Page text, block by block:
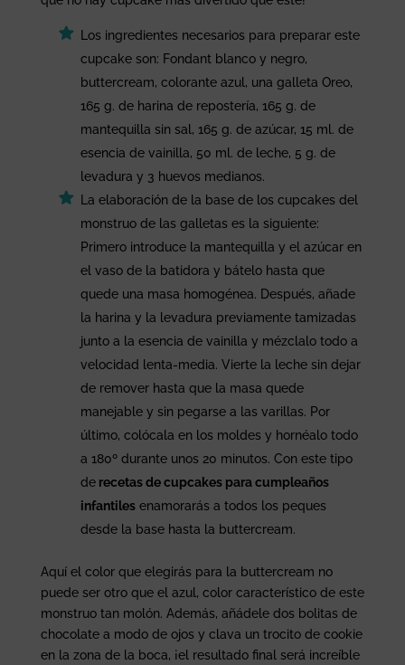
Los ingredientes necesarios para preparar este
cupcake son: Fondant blanco y negro,
buttercream, colorante azul, una galleta Oreo,
165 g. de harina de repostería, 165 g. de
mantequilla sin sal, 165 g. de azúcar, 15 ml. de
esencia de vainilla, 50 ml. de leche, 5 g. de
levadura y 3 huevos medianos.
La elaboración de la base de los cupcakes del
monstruo de las galletas es la siguiente:
Primero introduce la mantequilla y el azúcar en
el vaso de la batidora y bátelo hasta que
quede una masa homogénea. Después, añade
la harina y la levadura previamente tamizadas
junto a la esencia de vainilla y mézclalo todo a
velocidad lenta-media. Vierte la leche sin dejar
de remover hasta que la masa quede
manejable y sin pegarse a las varillas. Por
último, colócala en los moldes y hornéalo todo
a 180º durante unos 20 minutos. Con este tipo
derecetas de cupcakes para cumpleaños
infantilesenamorarás a todos los peques
desde la base hasta la buttercream.
Aquí el color que elegirás para la buttercream no
puede ser otro que el azul, color característico de este
monstruo tan molón. Además, añádele dos bolitas de
chocolate a modo de ojos y clava un trocito de cookie
en la zona de la boca, ¡el resultado final será increíble